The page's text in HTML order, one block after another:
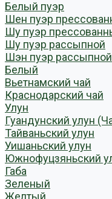
Белый пуэр
Шен пуэр
Шу пуэр
Шу пуэр рассыпной
Шэн пуэр рассыпной
Белый
Вьетнамский чай
Краснодарский чай
Улун
Гуандунский улун
Тайваньский улун
Уишаньский улун
Южнофуцзяньский
Габа
Зеленый
Желтый